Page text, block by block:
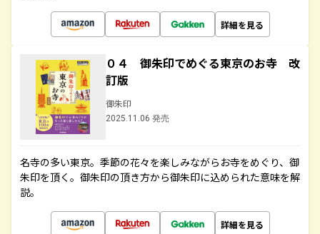
詳細を見る
０４ 御朱印でめぐる東京のお寺 改
訂版
御朱印
2025.11.06 発売
名寺の多い東京。季節の花々を楽しみながらお寺をめぐり、御
朱印を頂く。御朱印の頂き方から御朱印に込められた意味を解
説。
詳細を見る